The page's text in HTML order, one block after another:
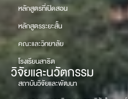
หลักสูตรที่เปิดสอน
หลักสูตรระยะสั้น
คณะและวิทยาลัย
โรงเรียนสาธิต
วิจัยและนวัตกรรม
สถาบันวิจัยและพัฒนา